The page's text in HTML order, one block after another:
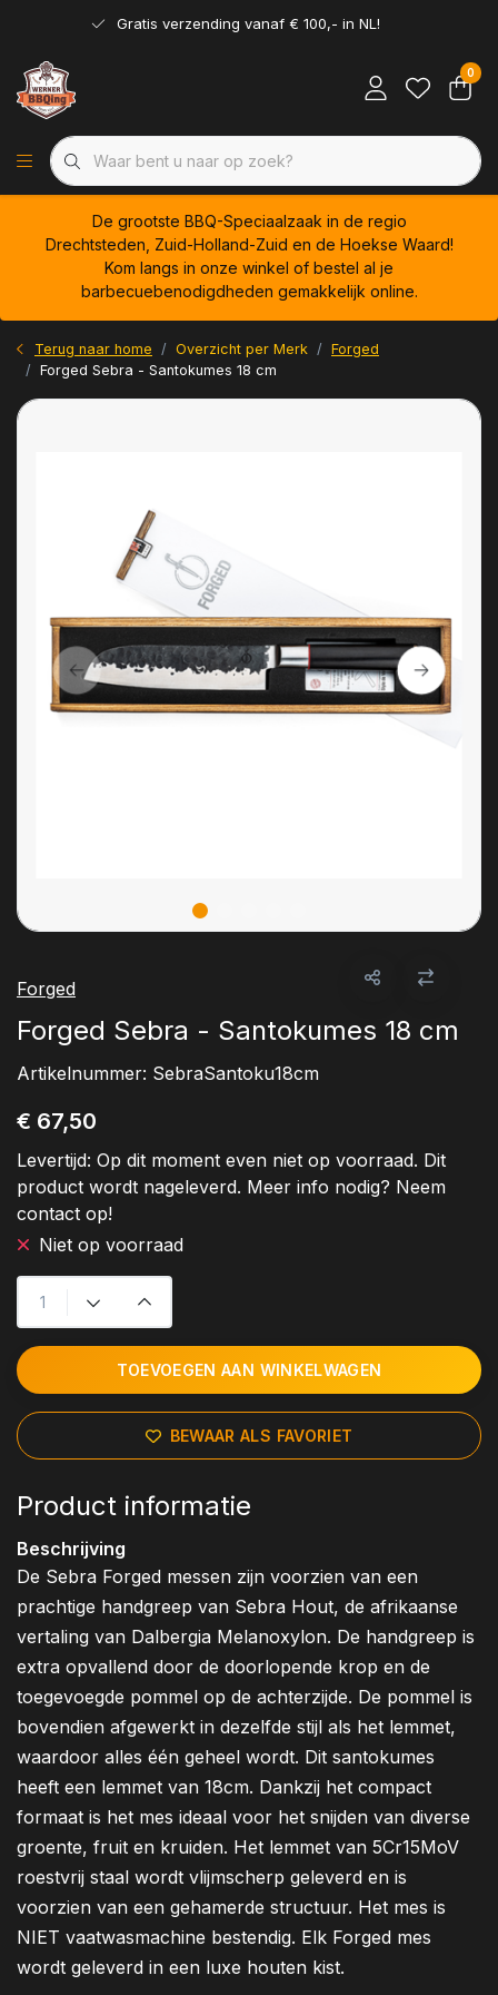
Gratis verzending vanaf € 100,- in NL!
0
De grootste BBQ-Speciaalzaak in de regio
Drechtsteden, Zuid-Holland-Zuid en de Hoekse Waard!
Kom langs in onze winkel of bestel al je
barbecuebenodigdheden gemakkelijk online.
Terug naar home Overzicht per Merk
Forged
Forged Sebra - Santokumes 18 cm
Forged
Forged Sebra - Santokumes 18 cm
Artikelnummer: SebraSantoku18cm
€ 67,50
Levertijd: Op dit moment even niet op voorraad. Dit
product wordt nageleverd. Meer info nodig? Neem
contact op!
Niet op voorraad
TOEVOEGEN AAN WINKELWAGEN
BEWAAR ALS FAVORIET
Product informatie
Beschrijving
De Sebra Forged messen zijn voorzien van een
prachtige handgreep van Sebra Hout, de afrikaanse
vertaling van Dalbergia Melanoxylon. De handgreep is
extra opvallend door de doorlopende krop en de
toegevoegde pommel op de achterzijde. De pommel is
bovendien afgewerkt in dezelfde stijl als het lemmet,
waardoor alles één geheel wordt. Dit santokumes
heeft een lemmet van 18cm. Dankzij het compact
formaat is het mes ideaal voor het snijden van diverse
groente, fruit en kruiden. Het lemmet van 5Cr15MoV
roestvrij staal wordt vlijmscherp geleverd en is
voorzien van een gehamerde structuur. Het mes is
NIET vaatwasmachine bestendig. Elk Forged mes
wordt geleverd in een luxe houten kist.